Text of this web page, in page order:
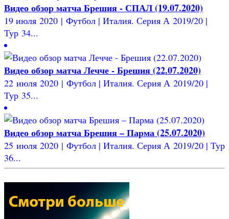
Видео обзор матча Брешия - СПАЛ (19.07.2020)
19 июля 2020 | Футбол | Италия. Серия А 2019/20 |
Тур 34...
Видео обзор матча Лечче - Брешия (22.07.2020)
22 июля 2020 | Футбол | Италия. Серия А 2019/20 |
Тур 35...
Видео обзор матча Брешия – Парма (25.07.2020)
25 июля 2020 | Футбол | Италия. Серия А 2019/20 | Тур
36...